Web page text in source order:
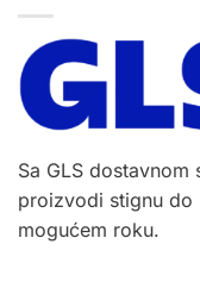
Sa GLS
proizvodi stignu do
mogućem roku.